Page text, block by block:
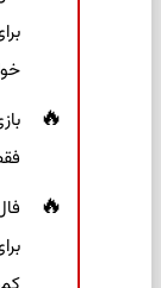
فقط ۱۵ ثانیه برای